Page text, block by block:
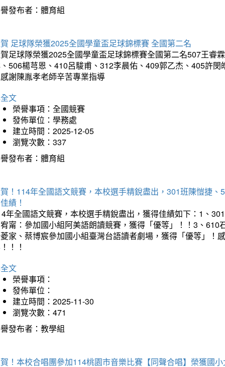
發布者：體育組
足球隊榮獲2025全國學童盃足球錦標賽 全國第二名
足球隊榮獲2025全國學童盃足球錦標賽全國第二名507王睿
506楊芎恩、410呂駿甫、312李晨佑、409郭乙杰、405許
謝陳胤孝老師辛苦專業指導
文
榮譽事項：全國競賽
發佈單位：學務處
建立時間：2025-12-05
瀏覽次數：337
發布者：體育組
！114年全國語文競賽，本校選手精銳盡出，301班陳愷捷
績！
年全國語文競賽，本校選手精銳盡出，獲得佳績如下：1、
甯：參加國小組阿美語朗讀競賽，獲得「優等」！！3、
家、蔡博宸參加國小組臺灣台語讀者劇場，獲得「優等」！
！！
文
榮譽事項：
發佈單位：
建立時間：2025-11-30
瀏覽次數：471
發布者：教學組
！本校合唱團參加114桃園市音樂比賽【同聲合唱】榮獲國